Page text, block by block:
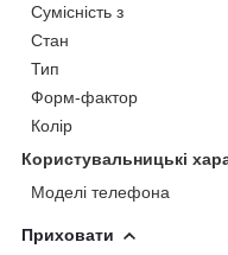
Сумісність з
Стан
Тип
Форм-фактор
Колір
Користувальницькі
Моделі телефона
Приховати